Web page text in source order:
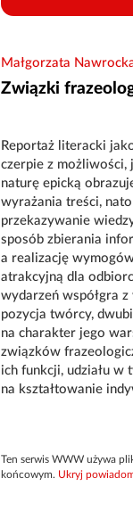
Małgorzata
Związki
Reportaż literacki
czerpie z możliwości,
naturę epicką
wyrażania treści,
przekazywanie
sposób zbierania
a realizację
atrakcyjną dla
wydarzeń współgra
pozycja twórcy,
na charakter jego
związków
ich funkcji, udziału
na kształtowanie
Ten serwis WWW używa
końcowym. Ukryj